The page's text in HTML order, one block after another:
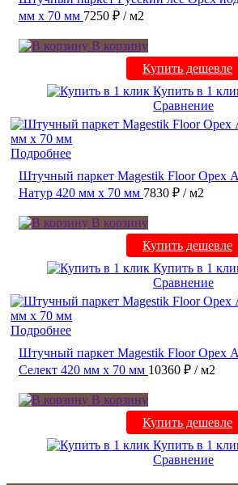
мм х 70 мм 7250 ₽ / м2
В корзину
Купить дешевле
Купить в 1
Сравнение
Подробнее
Штучный паркет Magestik Floor Орех
Натур 420 мм х 70 мм 7830 ₽ / м2
В корзину
Купить дешевле
Купить в 1
Сравнение
Подробнее
Штучный паркет Magestik Floor Орех
Селект 420 мм х 70 мм 10360 ₽ / м2
В корзину
Купить дешевле
Купить в 1
Сравнение